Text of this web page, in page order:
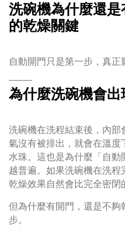
洗碗機為什麼還
的乾燥關鍵
自動開門只是第一步，真正
為什麼洗碗機會出
洗碗機在洗程結束後，內
氣沒有被排出，就會在溫
水珠。這也是為什麼「自
越普遍。如果洗碗機在洗
乾燥效果自然會比完全密閉
但為什麼有開門，還是不
步。